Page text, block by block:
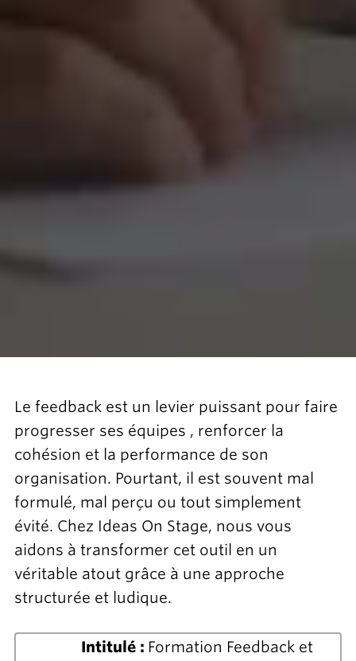
Le feedback est un levier puissant pour faire
progresser ses équipes , renforcer la
cohésion et la performance de son
organisation. Pourtant, il est souvent mal
formulé, mal perçu ou tout simplement
évité. Chez Ideas On Stage, nous vous
aidons à transformer cet outil en un
véritable atout grâce à une approche
structurée et ludique.
Intitulé : Formation Feedback et